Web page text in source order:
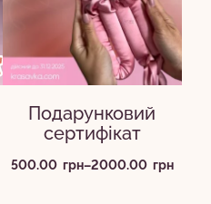
Подарунковий
сертифікат
500.00 грн–2000.00 грн
Діапазон